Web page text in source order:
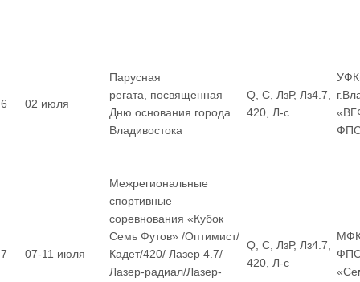
6 02 июля
Парусная
регата, посвященная
Дню основания города
Владивостока
Q, С, ЛзР, Лз4.7,
420, Л-с
7 07-11 июля
Межрегиональные
спортивные
соревнования «Кубок
Семь Футов» /Оптимист/
Кадет/420/ Лазер 4.7/
Лазер-радиал/Лазер-
Q, С, ЛзР, Лз4.7,
420, Л-с